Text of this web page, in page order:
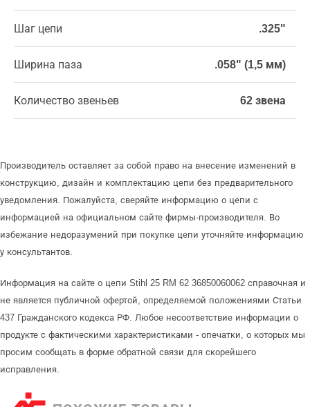
Шаг цепи .325"
Ширина паза .058" (1,5 мм)
Количество звеньев 62 звена
Производитель оставляет за собой право на внесение изменений в
конструкцию, дизайн и комплектацию цепи без предварительного
уведомления. Пожалуйста, сверяйте информацию о цепи с
информацией на официальном сайте фирмы-производителя. Во
избежание недоразумений при покупке цепи уточняйте информацию
у консультантов.
Информация на сайте о цепи Stihl 25 RM 62 36850060062 справочная и
не является публичной офертой, определяемой положениями Статьи
437 Гражданского кодекса РФ. Любое несоответствие информации о
продукте с фактическими характеристиками - опечатки, о которых мы
просим сообщать в форме обратной связи для скорейшего
исправления.